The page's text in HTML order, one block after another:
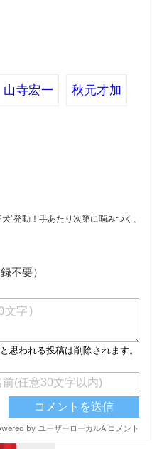
山寺宏一 秋元才加
”発動！手あたり次第に噛みつく、
不要）